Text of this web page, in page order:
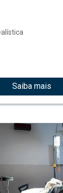
Saiba mais